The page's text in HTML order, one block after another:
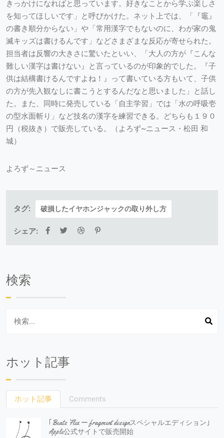
きっかけになればと思っています。好きなことから学ぶ楽しさ
を知ってほしいです」と呼びかけた。ネット上では、「『竈』
の書き順分からない」や「常用漢字でもないのに、わが家の鬼
滅キッズは書けるんです」などさまざまな反応が寄せられた。
担当者は反響の大きさに驚いたといい、「大人の方が『こんな
難しい漢字は書けない』と言っているのが印象的でした。『子
供は結構書けるんですよね！』って書いている方もいて、子供
の方が先入観なしに書こうとするんだなと思いました」と話し
た。また、同時に発売している「自主学習」では「水の呼吸壱
の型水面斬り」など技名の漢字を練習できる。どちらも１９０
円（税抜き）で販売している。（よろず~ニュース・松田 和
城）
よろず～ニュース
タグ: 破損したイヤホンジャックの取り外し方
シェア:
検索
ホット記事
ホット記事 Comments
｢Beats Flex ー fragment designスペシャルエディション｣
Apple公式サイトで販売開始